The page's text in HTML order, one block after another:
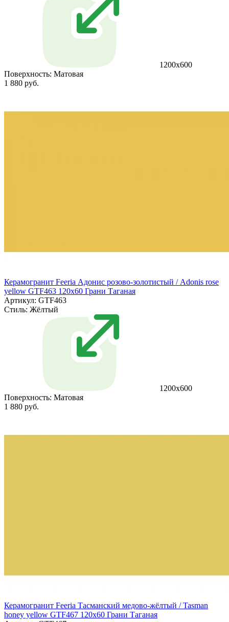
1200х600
Поверхность: Матовая
1 880 руб.
Керамогранит Feeria Адонис розово‑золотистый / Adonis rose
yellow GTF463 120х60 Грани Таганая
Артикул: GTF463
Стиль: Жёлтый
1200х600
Поверхность: Матовая
1 880 руб.
Керамогранит Feeria Тасманский медово‑жёлтый / Tasman
honey yellow GTF467 120х60 Грани Таганая